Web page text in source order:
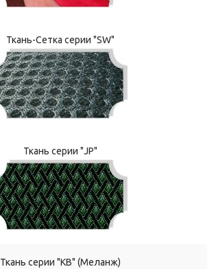
Ткань-Сетка серии "SW"
Ткань серии "JP"
Ткань серии "КВ" (Меланж)